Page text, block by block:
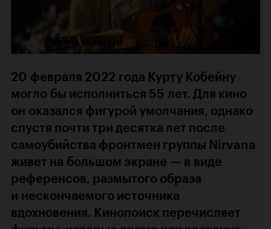
20 февраля 2022 года Курту Кобейну
могло бы исполниться 55 лет. Для кино
он оказался фигурой умолчания, однако
спустя почти три десятка лет после
самоубийства фронтмен группы Nirvana
живет на большом экране — в виде
референсов, размытого образа
и нескончаемого источника
вдохновения. Кинопоиск перечисляет